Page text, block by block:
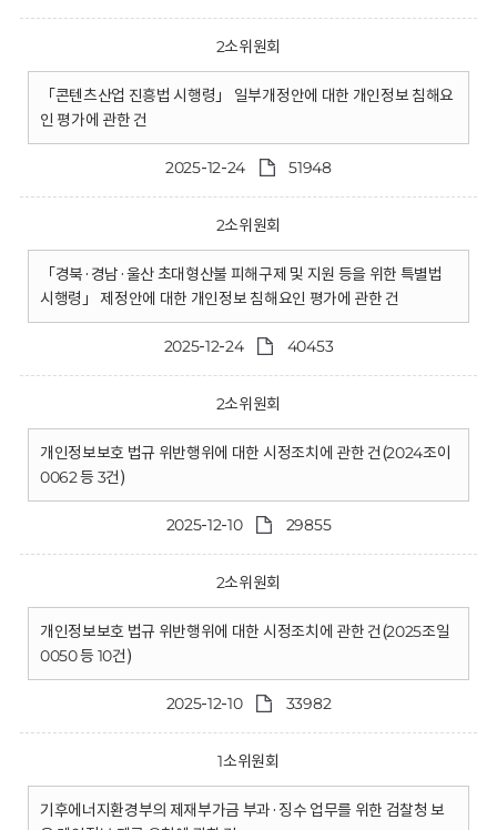
2소위원회
「콘텐츠산업 진흥법 시행령」 일부개정안에 대한 개인정보 침해요
인 평가에 관한 건
2025-12-24 51948
2소위원회
「경북·경남·울산 초대형산불 피해구제 및 지원 등을 위한 특별법
시행령」 제정안에 대한 개인정보 침해요인 평가에 관한 건
2025-12-24 40453
2소위원회
개인정보보호 법규 위반행위에 대한 시정조치에 관한 건(2024조이
0062 등 3건)
2025-12-10 29855
2소위원회
개인정보보호 법규 위반행위에 대한 시정조치에 관한 건(2025조일
0050 등 10건)
2025-12-10 33982
1소위원회
기후에너지환경부의 제재부가금 부과·징수 업무를 위한 검찰청 보